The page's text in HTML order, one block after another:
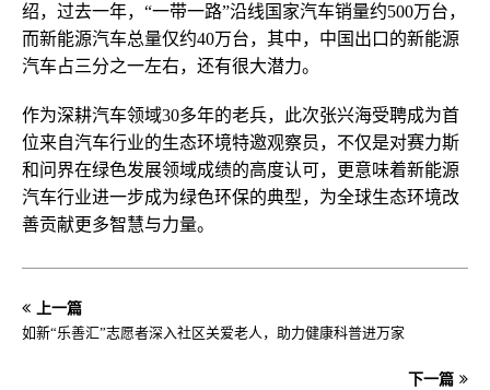
绍，过去一年，“一带一路”沿线国家汽车销量约500万台，
而新能源汽车总量仅约40万台，其中，中国出口的新能源
汽车占三分之一左右，还有很大潜力。
作为深耕汽车领域30多年的老兵，此次张兴海受聘成为首
位来自汽车行业的生态环境特邀观察员，不仅是对赛力斯
和问界在绿色发展领域成绩的高度认可，更意味着新能源
汽车行业进一步成为绿色环保的典型，为全球生态环境改
善贡献更多智慧与力量。
上一篇
如新“乐善汇”志愿者深入社区关爱老人，助力健康科普进万家
下一篇